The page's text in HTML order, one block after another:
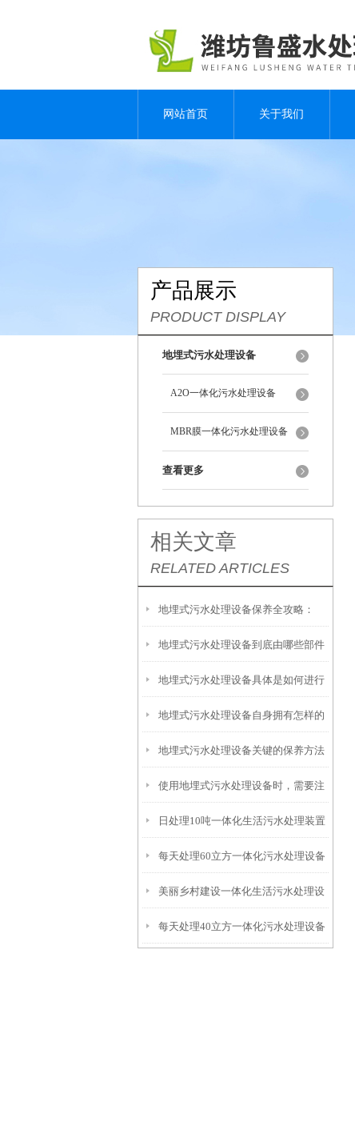
网站首页 关于我们
产品展示
PRODUCT DISPLAY
地埋式污水处理设备
A2O一体化污水处理设备
MBR膜一体化污水处理设备
查看更多
相关文章
RELATED ARTICLES
地埋式污水处理设备保养全攻略：
让“地下卫士”持续高效运转
地埋式污水处理设备到底由哪些部件
撑起？核心结构一文拆解
地埋式污水处理设备具体是如何进行
安装的呢？
地埋式污水处理设备自身拥有怎样的
特点呢？
地埋式污水处理设备关键的保养方法
使用地埋式污水处理设备时，需要注
意以下事项
日处理10吨一体化生活污水处理装置
每天处理60立方一体化污水处理设备
美丽乡村建设一体化生活污水处理设
备
每天处理40立方一体化污水处理设备